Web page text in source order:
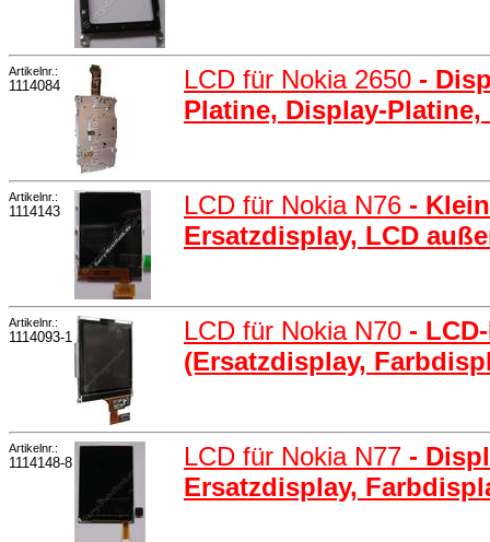
Artikelnr.:
1114084 LCD für Nokia 2650 -
Platine, Display-
Artikelnr.:
1114143 LCD für Nokia N76 -
Ersatzdisplay, LCD
Artikelnr.:
1114093-1 LCD für Nokia N70 -
(Ersatzdisplay,
Artikelnr.:
1114148-8 LCD für Nokia N77 -
Ersatzdisplay,